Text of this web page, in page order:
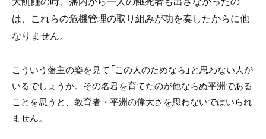
は、これらの危機管理の取り組みが功を奏したからに他
なりません。
こういう藩主の姿を見て「この人のためなら」と思わない人が
いるでしょうか。その名君を育てたのが他ならぬ平洲である
ことを思うと、教育者・平洲の偉大さを思わないではいられ
ません。